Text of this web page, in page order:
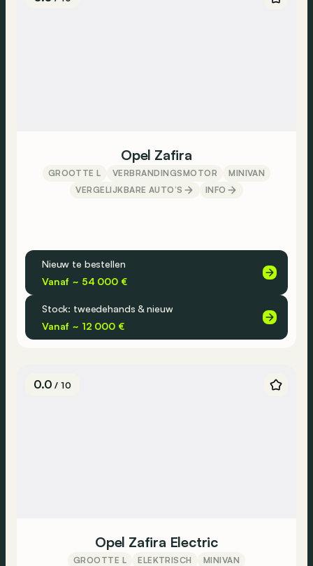
Opel Zafira
GROOTTE L VERBRANDINGSMOTOR
MINIVAN
VERGELIJKBARE AUTO’S
INFO
Nieuw te bestellen
Vanaf ~ 54 000 €
Stock: tweedehands & nieuw
Vanaf ~ 12 000 €
0.0/ 10
Opel Zafira Electric
GROOTTE L ELEKTRISCH
MINIVAN